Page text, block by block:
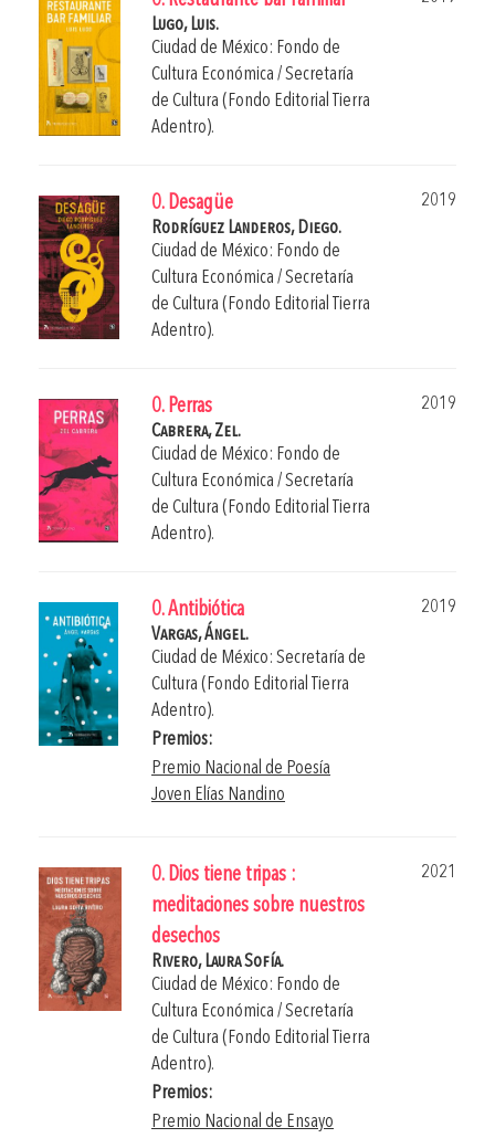
Lugo, Luis.
Ciudad de México: Fondo de
Cultura Económica / Secretaría
de Cultura (Fondo Editorial Tierra
Adentro).
0. Desagüe
2019
Rodríguez Landeros, Diego.
Ciudad de México: Fondo de
Cultura Económica / Secretaría
de Cultura (Fondo Editorial Tierra
Adentro).
0. Perras
2019
Cabrera, Zel.
Ciudad de México: Fondo de
Cultura Económica / Secretaría
de Cultura (Fondo Editorial Tierra
Adentro).
0. Antibiótica
2019
Vargas, Ángel.
Ciudad de México: Secretaría de
Cultura (Fondo Editorial Tierra
Adentro).
Premios:
Premio Nacional de Poesía
Joven Elías Nandino
0. Dios tiene tripas :
meditaciones sobre nuestros
desechos
2021
Rivero, Laura Sofía.
Ciudad de México: Fondo de
Cultura Económica / Secretaría
de Cultura (Fondo Editorial Tierra
Adentro).
Premios:
Premio Nacional de Ensayo